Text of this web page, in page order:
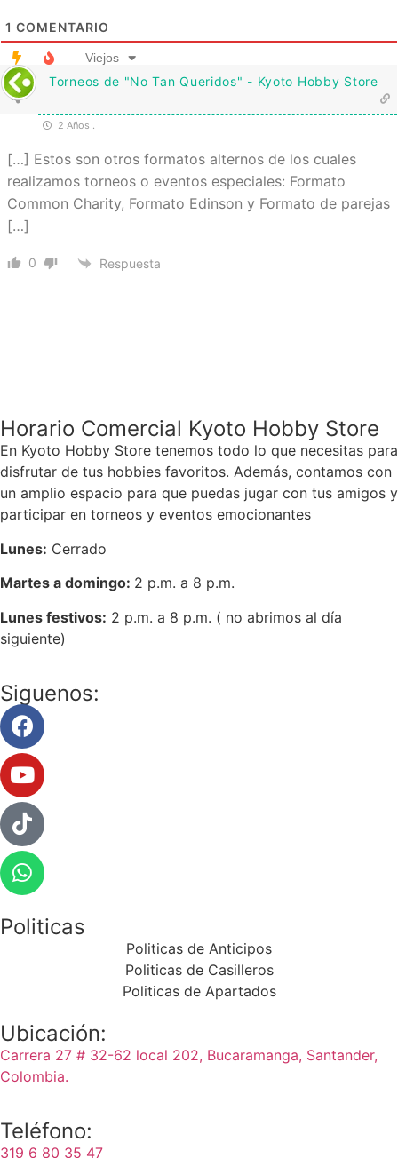
1 COMENTARIO
Viejos
Torneos de "No Tan Queridos" - Kyoto Hobby Store
2 Años .
[…] Estos son otros formatos alternos de los cuales
realizamos torneos o eventos especiales: Formato
Common Charity, Formato Edinson y Formato de parejas
[…]
0 Respuesta
Horario Comercial Kyoto Hobby Store
En Kyoto Hobby Store tenemos todo lo que necesitas para
disfrutar de tus hobbies favoritos. Además, contamos con
un amplio espacio para que puedas jugar con tus amigos y
participar en torneos y eventos emocionantes
Lunes: Cerrado
Martes a domingo: 2 p.m. a 8 p.m.
Lunes festivos: 2 p.m. a 8 p.m. ( no abrimos al día
siguiente)
Siguenos:
Politicas
Politicas de Anticipos
Politicas de Casilleros
Politicas de Apartados
Ubicación:
Carrera 27 # 32-62 local 202, Bucaramanga, Santander,
Colombia.
Teléfono:
319 6 80 35 47